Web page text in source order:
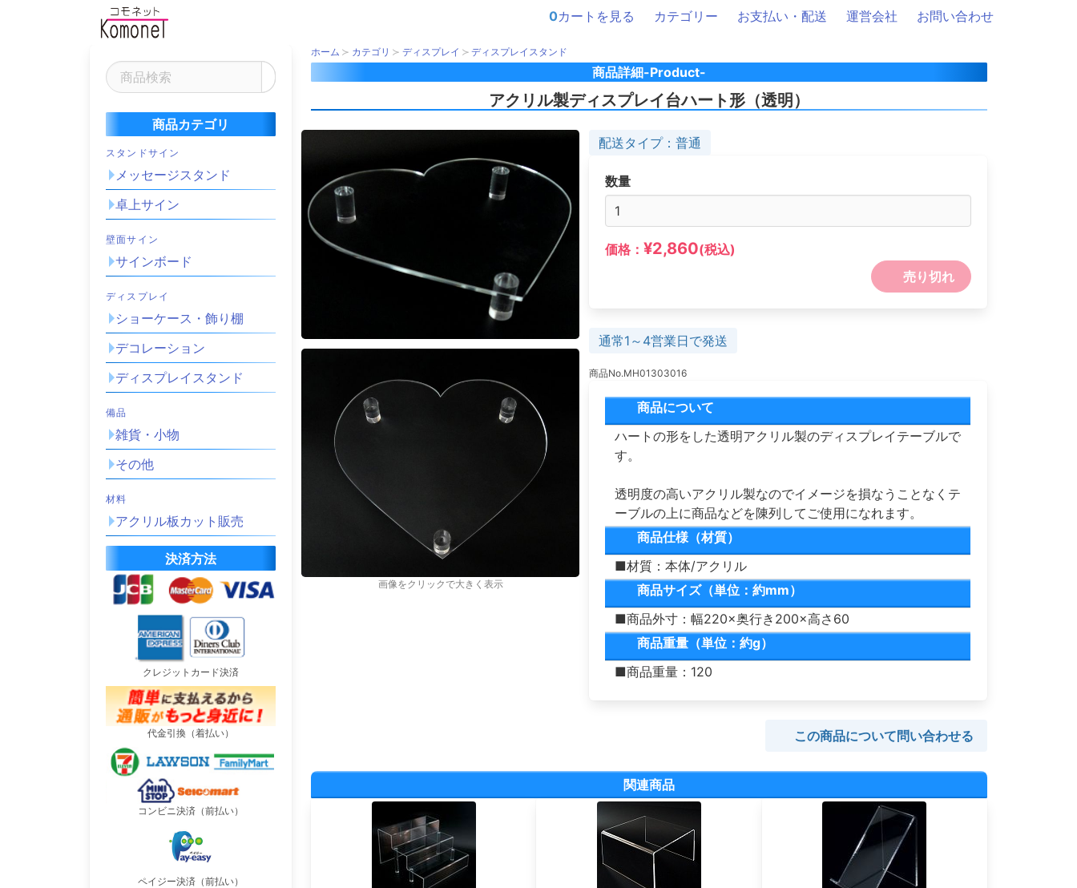
0カートを見る カテゴリー お支払い・配送 運営会社 お問い合わせ
商品カテゴリ
スタンドサイン
メッセージスタンド
卓上サイン
壁面サイン
サインボード
ディスプレイ
ショーケース・飾り棚
デコレーション
ディスプレイスタンド
備品
雑貨・小物
その他
材料
アクリル板カット販売
決済方法
クレジットカード決済
代金引換（着払い）
コンビニ決済（前払い）
ペイジー決済（前払い）
ホーム カテゴリ ディスプレイ ディスプレイスタンド
商品詳細-Product-
アクリル製ディスプレイ台ハート形（透明）
画像をクリックで大きく表示
配送タイプ：普通
数量
価格： ¥2,860(税込)
売り切れ
通常1～4営業日で発送
商品No.MH01303016
商品について
ハートの形をした透明アクリル製のディスプレイテーブルで
す。
透明度の高いアクリル製なのでイメージを損なうことなくテ
ーブルの上に商品などを陳列してご使用になれます。
商品仕様（材質）
■材質：本体/アクリル
商品サイズ（単位：約mm）
■商品外寸：幅220×奥行き200×高さ60
商品重量（単位：約g）
■商品重量：120
この商品について問い合わせる
関連商品